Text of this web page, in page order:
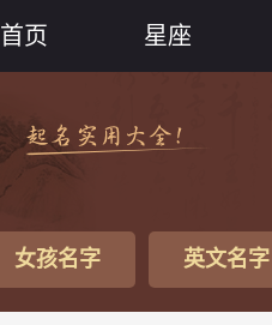
首页 星座
女孩名字 英文名字